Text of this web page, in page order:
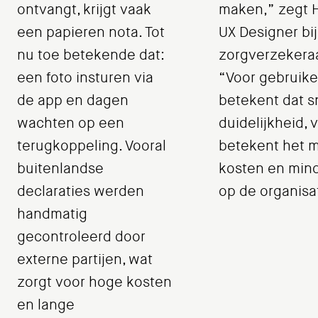
ontvangt, krijgt vaak
een papieren nota. Tot
nu toe betekende dat:
een foto insturen via
de app en dagen
wachten op een
terugkoppeling. Vooral
buitenlandse
declaraties werden
handmatig
gecontroleerd door
externe partijen, wat
zorgt voor hoge kosten
en lange
maken,” zegt
UX Designer
“Voor
betekent dat
duidelijkheid,
betekent het
kosten en
op de